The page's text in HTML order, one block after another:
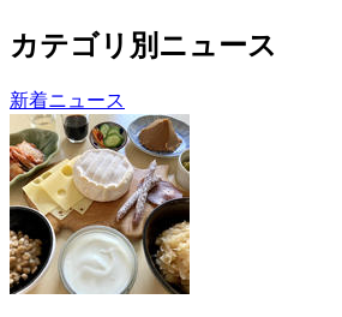
カテゴリ別ニュース
新着ニュース